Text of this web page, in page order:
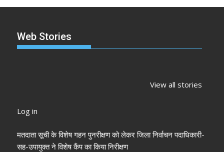
Web Stories
View all stories
तस्वीर साफ
‘संविधान बचाओ रैली’:
पलक तिवारी
Log in
मतदाता सूची के विशेष गहन पुनरीक्षण को लेकर जिला निर्वाचन पदाधिकारी-
सह-उपायुक्त ने विशेष कैंप का किया निरीक्षण